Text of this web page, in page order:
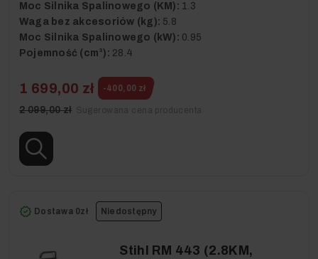
Moc Silnika Spalinowego (KM): 1.3
Waga bez akcesoriów (kg): 5.8
Moc Silnika Spalinowego (kW): 0.95
Pojemność (cm³): 28.4
1 699,00 zł -400,00 zł
2 099,00 zł
Niedostępny
Dostawa 0zł
Stihl RM 443 (2.8KM,